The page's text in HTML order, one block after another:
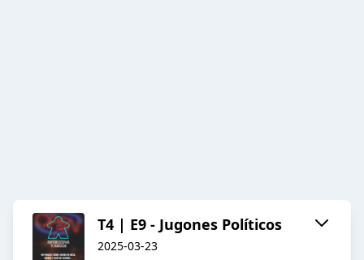
T4 | E9 - Jugones Políticos
2025-03-23